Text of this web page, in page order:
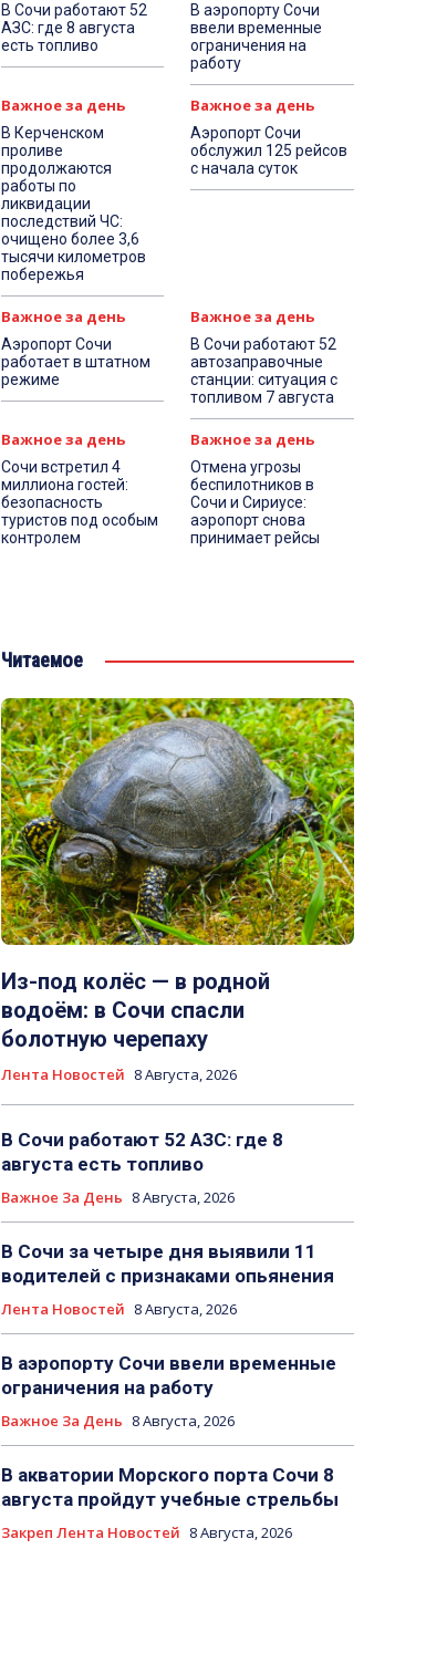
В Сочи работают 52
АЗС: где 8 августа
есть топливо
В аэропорту Сочи
ввели временные
ограничения на
работу
Важное за день
В Керченском
проливе
продолжаются
работы по
ликвидации
последствий ЧС:
очищено более 3,6
тысячи километров
побережья
Важное за день
Аэропорт Сочи
обслужил 125 рейсов
с начала суток
Важное за день
Аэропорт Сочи
работает в штатном
режиме
Важное за день
В Сочи работают 52
автозаправочные
станции: ситуация с
топливом 7 августа
Важное за день
Сочи встретил 4
миллиона гостей:
безопасность
туристов под особым
контролем
Важное за день
Отмена угрозы
беспилотников в
Сочи и Сириусе:
аэропорт снова
принимает рейсы
Читаемое
Из-под колёс — в родной
водоём: в Сочи спасли
болотную черепаху
Лента Новостей 8 Августа, 2026
В Сочи работают 52 АЗС: где 8
августа есть топливо
Важное За День 8 Августа, 2026
В Сочи за четыре дня выявили 11
водителей с признаками опьянения
Лента Новостей 8 Августа, 2026
В аэропорту Сочи ввели временные
ограничения на работу
Важное За День 8 Августа, 2026
В акватории Морского порта Сочи 8
августа пройдут учебные стрельбы
Закреп Лента Новостей 8 Августа, 2026